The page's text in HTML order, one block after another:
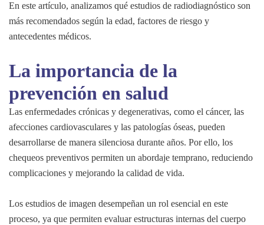
En este artículo, analizamos qué estudios de radiodiagnóstico son
más recomendados según la edad, factores de riesgo y
antecedentes médicos.
La importancia de la
prevención en salud
Las enfermedades crónicas y degenerativas, como el cáncer, las
afecciones cardiovasculares y las patologías óseas, pueden
desarrollarse de manera silenciosa durante años. Por ello, los
chequeos preventivos permiten un abordaje temprano, reduciendo
complicaciones y mejorando la calidad de vida.
Los estudios de imagen desempeñan un rol esencial en este
proceso, ya que permiten evaluar estructuras internas del cuerpo